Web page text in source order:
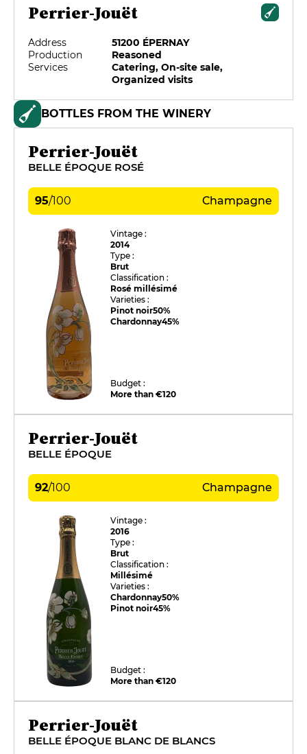
Perrier-Jouët
Address
51200 ÉPERNAY
Production
Reasoned
Services
Catering, On-site sale,
Organized visits
BOTTLES FROM THE WINERY
Perrier-Jouët
BELLE ÉPOQUE ROSÉ
95/100 Champagne
Vintage :
2014
Type :
Brut
Classification :
Rosé millésimé
Varieties :
Pinot noir50%
Chardonnay45%
Budget :
More than €120
Perrier-Jouët
BELLE ÉPOQUE
92/100 Champagne
Vintage :
2016
Type :
Brut
Classification :
Millésimé
Varieties :
Chardonnay50%
Pinot noir45%
Budget :
More than €120
Perrier-Jouët
BELLE ÉPOQUE BLANC DE BLANCS